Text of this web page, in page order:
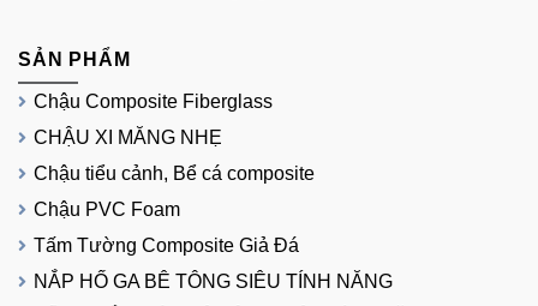
SẢN PHẨM
Chậu Composite Fiberglass
CHẬU XI MĂNG NHẸ
Chậu tiểu cảnh, Bể cá composite
Chậu PVC Foam
Tấm Tường Composite Giả Đá
NẮP HỐ GA BÊ TÔNG SIÊU TÍNH NĂNG